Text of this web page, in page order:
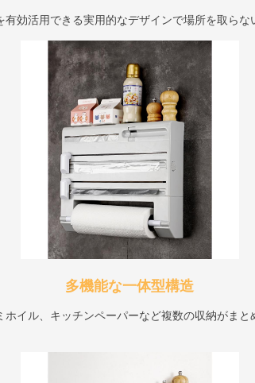
有効活用できる実用的なデザインで場所を取らな
多機能な一体型構造
ホイル、キッチンペーパーなど複数の収納がまと